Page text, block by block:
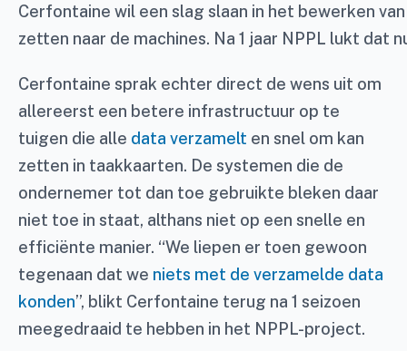
Cerfontaine wil een slag slaan in het bewerken
zetten naar de machines. Na 1 jaar NPPL lukt dat
Cerfontaine sprak echter direct de wens uit om
allereerst een betere infrastructuur op te
tuigen die alle data verzamelt en snel om kan
zetten in taakkaarten. De systemen die de
ondernemer tot dan toe gebruikte bleken daar
niet toe in staat, althans niet op een snelle en
efficiënte manier. “We liepen er toen gewoon
tegenaan dat we niets met de verzamelde data
konden”, blikt Cerfontaine terug na 1 seizoen
meegedraaid te hebben in het NPPL-project.